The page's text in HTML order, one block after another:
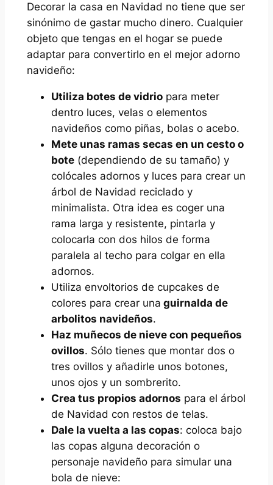
Decorar la casa en Navidad no tiene que ser
sinónimo de gastar mucho dinero. Cualquier
objeto que tengas en el hogar se puede
adaptar para convertirlo en el mejor adorno
navideño:
Utiliza botes de vidriopara meter
dentro luces, velas o elementos
navideños como piñas, bolas o acebo.
Mete unas ramas secas en un cesto o
bote(dependiendo de su tamaño) y
colócales adornos y luces para crear un
árbol de Navidad reciclado y
minimalista. Otra idea es coger una
rama larga y resistente, pintarla y
colocarla con dos hilos de forma
paralela al techo para colgar en ella
adornos.
Utiliza envoltorios de cupcakes de
colores para crear una guirnalda de
arbolitos navideños.
Haz muñecos de nieve con pequeños
ovillos. Sólo tienes que montar dos o
tres ovillos y añadirle unos botones,
unos ojos y un sombrerito.
Crea tus propios adornos para el árbol
de Navidad con restos de telas.
Dale la vuelta a las copas: coloca bajo
las copas alguna decoración o
personaje navideño para simular una
bola de nieve: